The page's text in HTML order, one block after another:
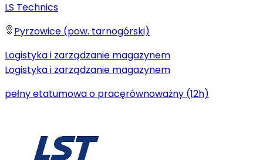
LS Technics
Pyrzowice (pow. tarnogórski)
Logistyka i zarządzanie magazynem
Logistyka i zarządzanie magazynem
pełny etatumowa o pracęrównoważny (12h)